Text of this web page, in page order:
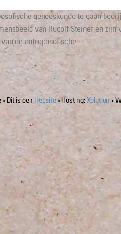
geneeskunde te gaan
van Rudolf Steiner en
de antroposofische…
Dit is een Hebsite• Hosting:Xolution •